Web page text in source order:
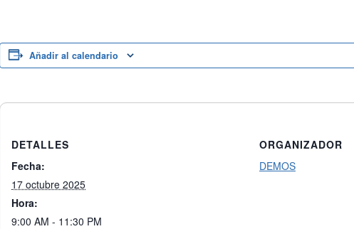
Añadir al calendario
DETALLES
Fecha:
17 octubre 2025
Hora:
9:00 AM - 11:30 PM
ORGANIZADOR
DEMOS